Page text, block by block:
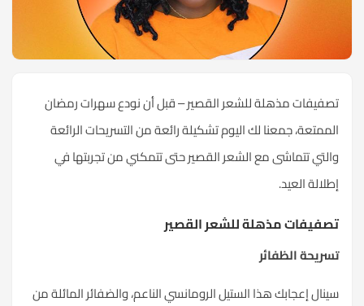
تصفيفات مذهلة للشعر القصير – قبل أن نودعسهراترمضان
الممتعة، جمعنا لك اليوم تشكيلة رائعة من التسريحات الرائعة
والتي تتماشى مع الشعر القصير حتى تتمكني من تجربتها في
إطلالة العيد.
تصفيفات مذهلة للشعر القصير
تسريحة الظفائر
سينال إعجابك هذا الستيل الرومانسي الناعم، والضفائر المائلة من